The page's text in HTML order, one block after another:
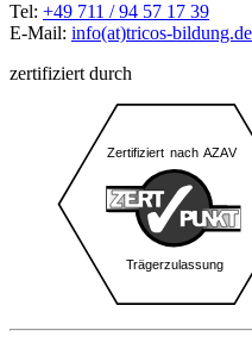
Tel: +49 711 / 94 57 17 39
E-Mail: info(at)tricos-bildung.de
zertifiziert durch